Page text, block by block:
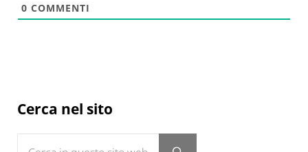
0 COMMENTI
Sidebar
Cerca nel sito